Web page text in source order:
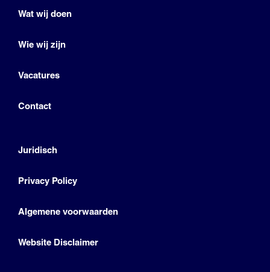
Wat wij doen
Wie wij zijn
Vacatures
Contact
Juridisch
Privacy Policy
Algemene voorwaarden
Website Disclaimer